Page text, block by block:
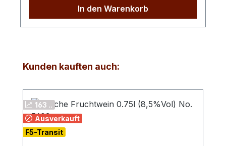
In den Warenkorb
Produktgalerie überspringen
Kunden kauften auch:
163 ..
Ausverkauft
F5-Transit